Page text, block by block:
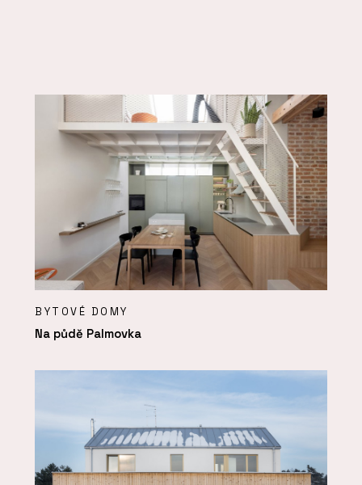
BYTOVÉ DOMY
Na půdě Palmovka